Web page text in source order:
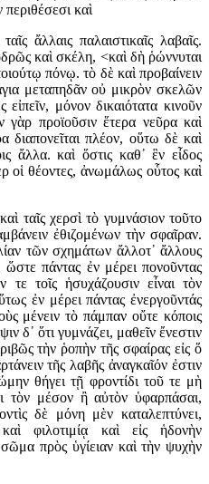
καὶ
ἄλλαις παλαιστικαῖς λαβαῖς.
καὶ σκέλη, <καὶ δὴ ῥώννυται
πόνῳ. τὸ δὲ καὶ προβαίνειν
μεταπηδᾶν οὐ μικρὸν σκελῶν
μόνον δικαιότατα κινοῦν
γὰρ προϊοῦσιν ἕτερα νεῦρα καὶ
διαπονεῖται πλέον, οὕτω δὲ καὶ
ἄλλα. καὶ ὅστις καθ᾽ ἓν εἶδος
οἱ θέοντες, ἀνωμάλως οὗτος καὶ
ταῖς χερσὶ τὸ γυμνάσιον τοῦτο
ἐθιζομένων τὴν σφαῖραν.
τῶν σχημάτων ἄλλοτ᾽ ἄλλους
πάντας ἐν μέρει πονοῦντας
τοῖς ἡσυχάζουσιν εἶναι τὸν
ἐν μέρει πάντας ἐνεργοῦντάς
μένειν τὸ πάμπαν οὔτε κόποις
δ᾽ ὅτι γυμνάζει, μαθεῖν ἔνεστιν
τὴν ῥοπὴν τῆς σφαίρας εἰς ὅ
τῆς λαβῆς ἀναγκαῖόν ἐστιν
θήγει τῇ φροντίδι τοῦ τε μὴ
τὸν μέσον ἢ αὐτὸν ὑφαρπάσαι,
δὲ μόνη μὲν καταλεπτύνει,
φιλοτιμίᾳ καὶ εἰς ἡδονὴν
πρὸς ὑγίειαν καὶ τὴν ψυχὴν